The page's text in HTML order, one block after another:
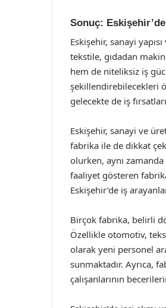
Sonuç: Eskişehir’de
Eskişehir, sanayi
tekstile, gıdadan
hem de niteliksiz iş
şekillendirebilecekleri
gelecekte de iş
Eskişehir, sanayi ve
fabrika ile de dikkat
olurken, aynı
faaliyet gösteren
Eskişehir’de iş
Birçok fabrika, belirli
Özellikle otomotiv,
olarak yeni personel
sunmaktadır. Ayrıca,
çalışanlarının